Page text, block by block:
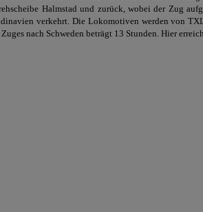
Halmstad und zurück, wobei der Zug
verkehrt. Die Lokomotiven werden von
nach Schweden beträgt 13 Stunden. Hier